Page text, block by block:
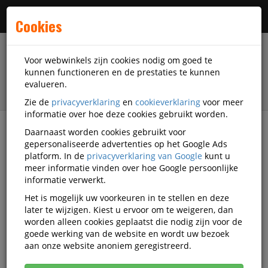
Alle categorieën
Magazijnartikelen
Verpakken en verzenden
Wikkelfolie
Wikkelfolie (Voordeelbundel)
Populariteit
Cookies
Voor webwinkels zijn cookies nodig om goed te
kunnen functioneren en de prestaties te kunnen
evalueren.
Zie de privacyverklaring en cookieverklaring voor meer
informatie over hoe deze cookies gebruikt worden.
Daarnaast worden cookies gebruikt voor
gepersonaliseerde advertenties op het Google Ads
platform. In de privacyverklaring van Google kunt u
meer informatie vinden over hoe Google persoonlijke
informatie verwerkt.
Het is mogelijk uw voorkeuren in te stellen en deze
later te wijzigen. Kiest u ervoor om te weigeren, dan
worden alleen cookies geplaatst die nodig zijn voor de
goede werking van de website en wordt uw bezoek
aan onze website anoniem geregistreerd.